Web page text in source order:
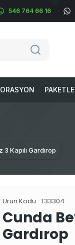
546 764 66 16
Kapılı Gardırop
Ürün Kodu : T33304
Cunda
Gardırop